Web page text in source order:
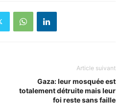
Article suivant
Gaza: leur mosquée est
totalement détruite mais leur
foi reste sans faille